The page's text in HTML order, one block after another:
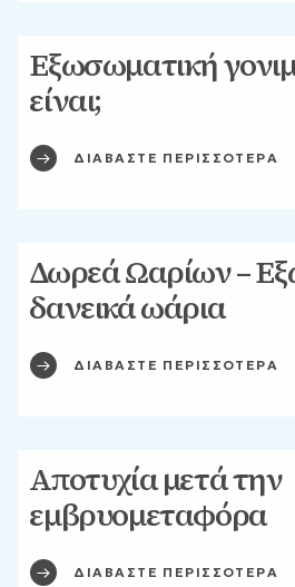
Εξωσωματική
είναι;
ΔΙΑΒΑΣΤΕ ΠΕΡΙΣΣΟΤΕΡΑ
Δωρεά Ωαρίων –
δανεικά ωάρια
ΔΙΑΒΑΣΤΕ ΠΕΡΙΣΣΟΤΕΡΑ
Αποτυχία μετά την
εμβρυομεταφόρα
ΔΙΑΒΑΣΤΕ ΠΕΡΙΣΣΟΤΕΡΑ